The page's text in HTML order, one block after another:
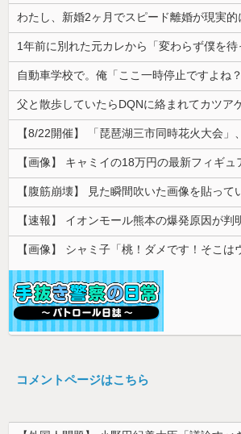
わたし、新婚2ヶ月でスピード離婚が現実的
【腹筋崩壊】 見た瞬間吹いた画像を貼って
【速報】 イオンモール熊本の爆発原因が判
コメントページはこちら